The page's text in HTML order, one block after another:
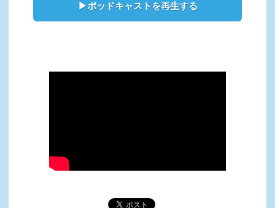
▶ポッドキャストを再生する